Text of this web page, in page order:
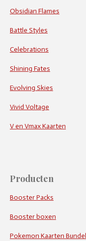
Obsidian Flames
Battle Styles
Celebrations
Shining Fates
Evolving Skies
Vivid Voltage
V en Vmax Kaarten
Producten
Booster Packs
Booster boxen
Pokemon Kaarten